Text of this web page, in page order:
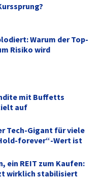
Warum der Top-
Risiko wird
mit Buffetts
auf
Tech-Gigant für viele
forever“-Wert ist
ein REIT zum Kaufen:
wirklich stabilisiert